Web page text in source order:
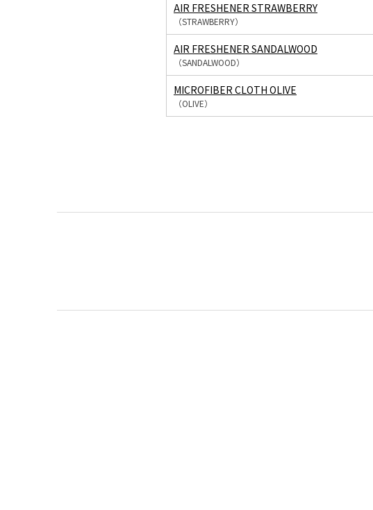
AIR FRESHENER STRAWBERRY
（STRAWBERRY）
AIR FRESHENER SANDALWOOD
（SANDALWOOD）
MICROFIBER CLOTH OLIVE
（OLIVE）